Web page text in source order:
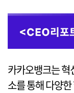
카카오뱅크는
소를 통해 다양